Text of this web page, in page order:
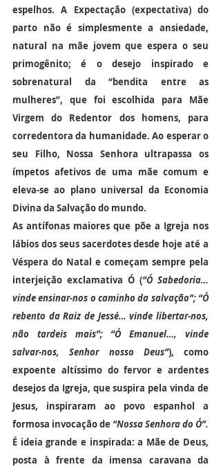
espelhos. A Expectação (expectativa) do
parto não é simplesmente a ansiedade,
natural na mãe jovem que espera o seu
primogênito; é o desejo inspirado e
sobrenatural da “bendita entre as
mulheres”, que foi escolhida para Mãe
Virgem do Redentor dos homens, para
corredentora da humanidade. Ao esperar o
seu Filho, Nossa Senhora ultrapassa os
ímpetos afetivos de uma mãe comum e
eleva-se ao plano universal da Economia
Divina da Salvação do mundo.
As antífonas maiores que põe a Igreja nos
lábios dos seus sacerdotes desde hoje até a
Véspera do Natal e começam sempre pela
interjeição exclamativa Ó (“Ó Sabedoria…
vinde ensinar-nos o caminho da salvação”; “Ó
rebento da Raiz de Jessé… vinde libertar-nos,
não tardeis mais”; “Ó Emanuel…, vinde
salvar-nos, Senhor nosso Deus”), como
expoente altíssimo do fervor e ardentes
desejos da Igreja, que suspira pela vinda de
Jesus, inspiraram ao povo espanhol a
formosa invocação de “Nossa Senhora do Ó”.
É ideia grande e inspirada: a Mãe de Deus,
posta à frente da imensa caravana da